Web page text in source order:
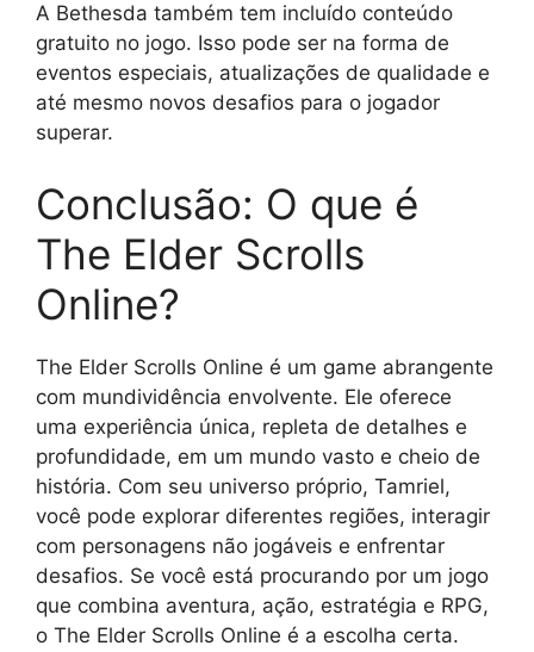
A Bethesda também tem incluído conteúdo
gratuito no jogo. Isso pode ser na forma de
eventos especiais, atualizações de qualidade e
até mesmo novos desafios para o jogador
superar.
Conclusão: O que é
The Elder Scrolls
Online?
The Elder Scrolls Online é um game abrangente
com mundividência envolvente. Ele oferece
uma experiência única, repleta de detalhes e
profundidade, em um mundo vasto e cheio de
história. Com seu universo próprio, Tamriel,
você pode explorar diferentes regiões, interagir
com personagens não jogáveis e enfrentar
desafios. Se você está procurando por um jogo
que combina aventura, ação, estratégia e RPG,
o The Elder Scrolls Online é a escolha certa.